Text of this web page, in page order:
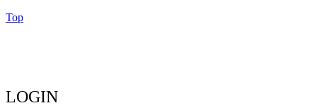
Top
LOGIN